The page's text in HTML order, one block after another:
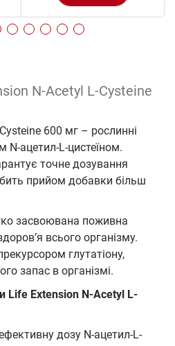
N-Acetyl L-Cysteine
600 мг – рослинні
N-ацетил-L-цистеїном.
точне дозування
прийом добавки більш
засвоювана поживна
всього організму.
глутатіону,
запас в організмі.
Life Extension N-Acetyl L-
дозу N-ацетил-L-